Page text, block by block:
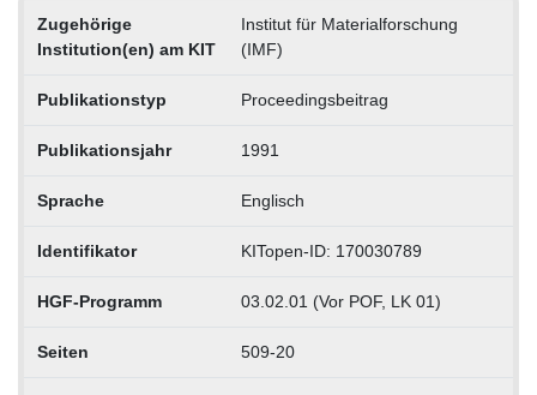
Zugehörige
Institution(en) am KIT
Institut für Materialforschung
(IMF)
Publikationstyp Proceedingsbeitrag
Publikationsjahr 1991
Sprache Englisch
Identifikator KITopen-ID: 170030789
HGF-Programm 03.02.01 (Vor POF, LK 01)
Seiten 509-20